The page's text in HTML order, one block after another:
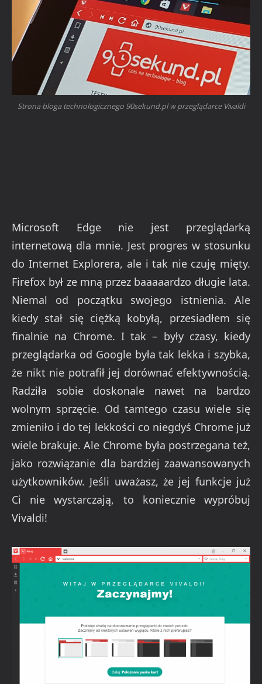
Strona bloga technologicznego 90sekund.pl w przeglądarce Vivaldi
Microsoft Edge nie jest przeglądarką
internetową dla mnie. Jest progres w stosunku
do Internet Explorera, ale i tak nie czuję mięty.
Firefox był ze mną przez baaaaardzo długie lata.
Niemal od początku swojego istnienia. Ale
kiedy stał się ciężką kobyłą, przesiadłem się
finalnie na Chrome. I tak – były czasy, kiedy
przeglądarka od Google była tak lekka i szybka,
że nikt nie potrafił jej dorównać efektywnością.
Radziła sobie doskonale nawet na bardzo
wolnym sprzęcie. Od tamtego czasu wiele się
zmieniło i do tej lekkości co niegdyś Chrome już
wiele brakuje. Ale Chrome była postrzegana też,
jako rozwiązanie dla bardziej zaawansowanych
użytkowników. Jeśli uważasz, że jej funkcje już
Ci nie wystarczają, to koniecznie wypróbuj
Vivaldi!